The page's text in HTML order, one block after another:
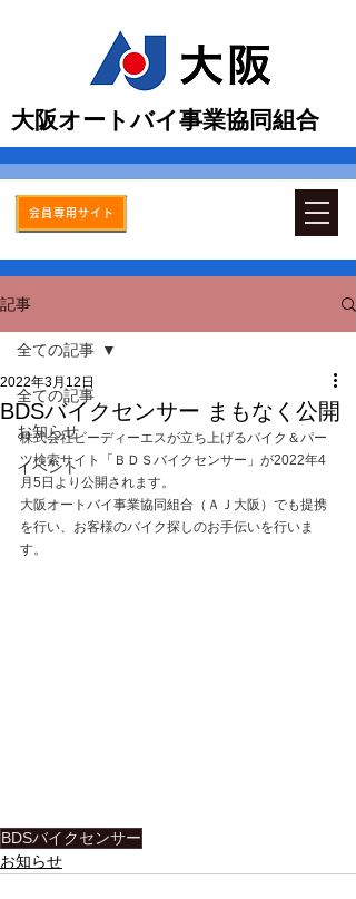
会員専用サイト
​大阪オートバイ事業協同組合
記事
全ての記事
お知らせ
イベント
全ての記事
BDSバイクセンサー まもなく公開
2022年3月12日
株式会社ビーディーエスが立ち上げるバイク＆パー
ツ検索サイト「ＢＤＳバイクセンサー」が2022年4
月5日より公開されます。
大阪オートバイ事業協同組合（ＡＪ大阪）でも提携
を行い、お客様のバイク探しのお手伝いを行いま
す。
BDSバイクセンサー
お知らせ